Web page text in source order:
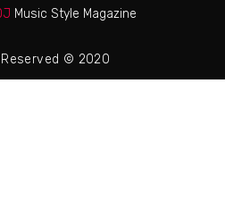
Music Style Magazine
© 2020